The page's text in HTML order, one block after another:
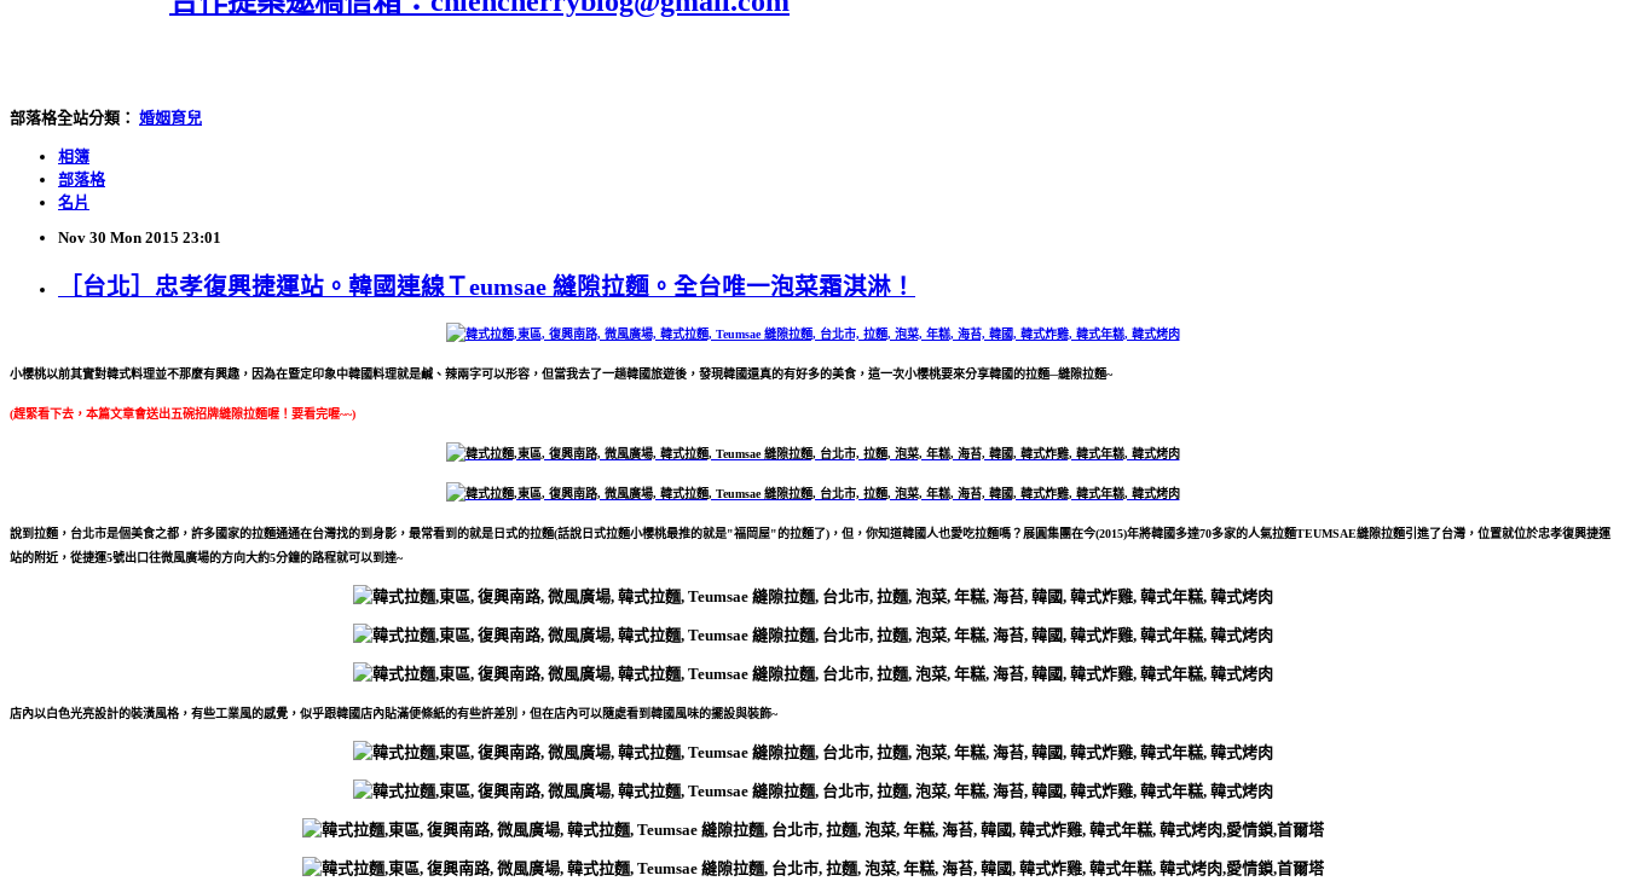
部落格全站分類： 婚姻育兒
相簿
部落格
名片
Nov 30 Mon 2015 23:01
［台北］忠孝復興捷運站。韓國連線Ｔeumsae 縫隙拉麵。全台唯一泡菜霜淇淋！
小櫻桃以前其實對韓式料理並不那麼有興趣，因為在暨定印象中韓國料理就是鹹、辣兩字可以形容，但當我去了一趟韓國旅遊後，發現韓國還真的有好多的美食，這一次小櫻桃要來分享韓國的拉麵─縫隙拉麵~
(趕緊看下去，本篇文章會送出五碗招牌縫隙拉麵喔！要看完喔~~)
說到拉麵，台北市是個美食之都，許多國家的拉麵通通在台灣找的到身影，最常看到的就是日式的拉麵(話說日式拉麵小櫻桃最推的就是"福岡屋"的拉麵了)，但，你知道韓國人也愛吃拉麵嗎？展圓集團在今(2015)年將韓國多達70多家的人氣拉麵TEUMSAE縫隙拉麵引進了台灣，位置就位於忠孝復興捷運
站的附近，從捷運5號出口往微風廣場的方向大約5分鐘的路程就可以到達~
店內以白色光亮設計的裝潢風格，有些工業風的感覺，似乎跟韓國店內貼滿便條紙的有些許差別，但在店內可以隨處看到韓國風味的擺設與裝飾~